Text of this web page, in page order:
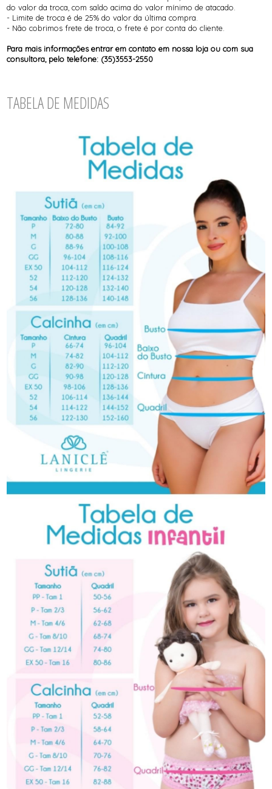
do valor da troca, com saldo acima do valor mínimo de atacado.
- Limite de troca é de 25% do valor da última compra.
- Não cobrimos frete de troca, o frete é por conta do cliente.
Para mais informações entrar em contato em nossa loja ou com sua
consultora, pelo telefone: (35)3553-2550
TABELA DE MEDIDAS